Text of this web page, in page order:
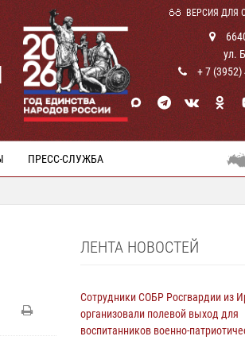
ВЕРСИЯ ДЛЯ
ул.
+ 7 (3952)
ПРЕСС-СЛУЖБА
ЛЕНТА НОВОСТЕЙ
Сотрудники СОБР Росгвардии из
организовали полевой выход для
воспитанников военно-